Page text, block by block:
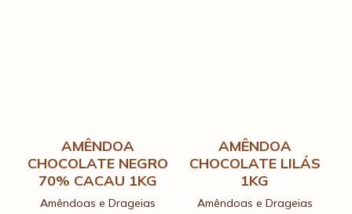
Amêndoas e Drageias
AMÊNDOA
CHOCOLATE NEGRO
70% CACAU 1KG
Amêndoas e Drageias
AMÊNDOA
CHOCOLATE LILÁS
1KG